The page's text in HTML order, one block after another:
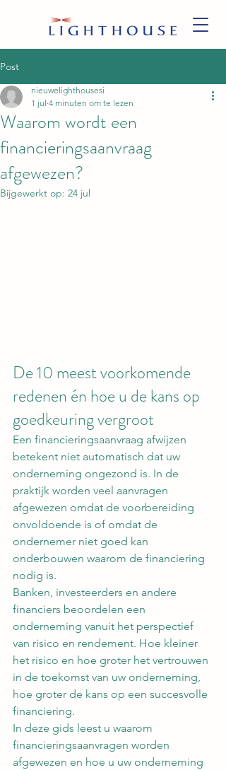
Post
Waarom wordt een
financieringsaanvraag
afgewezen?
nieuwelighthousesi
1 jul 4 minuten om te lezen
Bijgewerkt op: 24 jul
De 10 meest voorkomende
redenen én hoe u de kans op
goedkeuring vergroot
Een financieringsaanvraag afwijzen
betekent niet automatisch dat uw
onderneming ongezond is. In de
praktijk worden veel aanvragen
afgewezen omdat de voorbereiding
onvoldoende is of omdat de
ondernemer niet goed kan
onderbouwen waarom de financiering
nodig is.
Banken, investeerders en andere
financiers beoordelen een
onderneming vanuit het perspectief
van risico en rendement. Hoe kleiner
het risico en hoe groter het vertrouwen
in de toekomst van uw onderneming,
hoe groter de kans op een succesvolle
financiering.
In deze gids leest u waarom
financieringsaanvragen worden
afgewezen en hoe u uw onderneming